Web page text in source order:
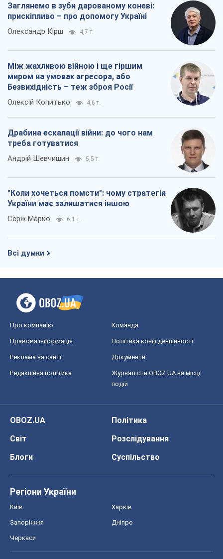
Заглянемо в зуби дарованому коневі:
прискіпливо – про допомогу Україні
Олександр Кірш 4,7 т.
Між жахливою війною і ще гіршим
миром на умовах агресора, або
Безвихідність – теж зброя Росії
Олексій Копитько 4,6 т.
Драбина ескалації війни: до чого нам
треба готуватися
Андрій Шевчишин 5,5 т.
"Коли хочеться помсти": чому стратегія
України має залишатися іншою
Серж Марко 6,1 т.
Всі думки
Про компанію Команда
Правова інформація Політика конфіденційності
Реклама на сайті Документи
Редакційна політика
Журналісти OBOZ.UA на місці
подій
OBOZ.UA
Політика
Світ
Розслідування
Блоги
Суспільство
Регіони України
Київ Харків
Запоріжжя Дніпро
Черкаси